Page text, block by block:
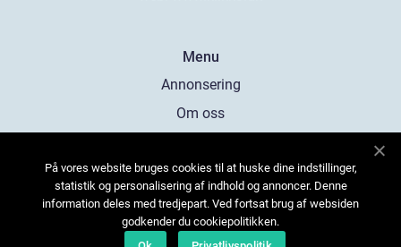
Menu
Annonsering
Om oss
Kontakta oss
Sitemap
På vores website bruges cookies til at huske dine indstillinger,
statistik og personalisering af indhold og annoncer. Denne
information deles med tredjepart. Ved fortsat brug af websiden
godkender du cookiepolitikken.